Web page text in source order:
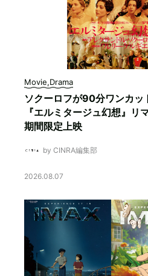
Movie,Drama
ソクーロフが90分ワンカッ
『エルミタージュ幻想』リ
期間限定上映
by CINRA編集部
2026.08.07